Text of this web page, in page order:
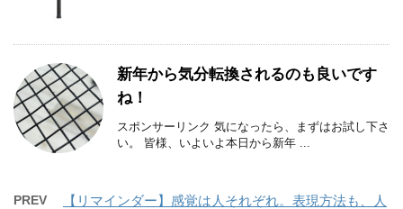
新年から気分転換されるのも良いです
ね！
スポンサーリンク 気になったら、まずはお試し下さ
い。 皆様、いよいよ本日から新年 ...
PREV
【リマインダー】感覚は人それぞれ。表現方法も、人